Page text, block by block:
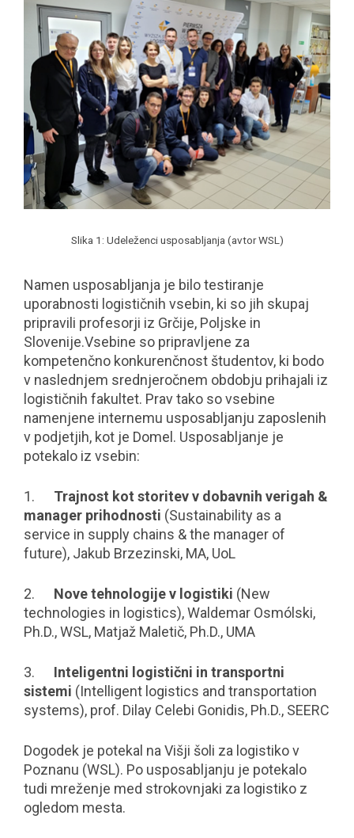
Slika 1: Udeleženci usposabljanja (avtor WSL)
Namen usposabljanja je bilo testiranje
uporabnosti logističnih vsebin, ki so jih skupaj
pripravili profesorji iz Grčije, Poljske in
Slovenije.Vsebine so pripravljene za
kompetenčno konkurenčnost študentov, ki bodo
v naslednjem srednjeročnem obdobju prihajali iz
logističnih fakultet. Prav tako so vsebine
namenjene internemu usposabljanju zaposlenih
v podjetjih, kot je Domel. Usposabljanje je
potekalo iz vsebin:
1. Trajnost kot storitev v dobavnih verigah &
manager prihodnosti (Sustainability as a
service in supply chains & the manager of
future), Jakub Brzezinski, MA, UoL
2. Nove tehnologije v logistiki (New
technologies in logistics), Waldemar Osmólski,
Ph.D., WSL, Matjaž Maletič, Ph.D., UMA
3. Inteligentni logistični in transportni
sistemi (Intelligent logistics and transportation
systems), prof. Dilay Celebi Gonidis, Ph.D., SEERC
Dogodek je potekal na Višji šoli za logistiko v
Poznanu (WSL). Po usposabljanju je potekalo
tudi mreženje med strokovnjaki za logistiko z
ogledom mesta.